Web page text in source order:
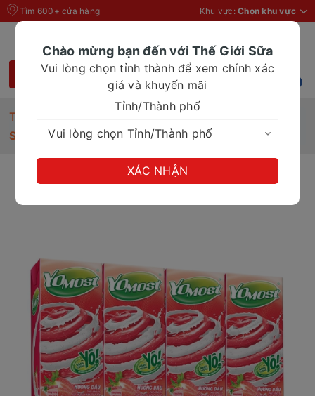
Tìm 600+ cửa hàng Khu vực: Chọn khu vực
Trang chủ
Sữa chua uống Yomost hương dâu 4x170ml
Chào mừng bạn đến với Thế Giới Sữa
Vui lòng chọn tỉnh thành để xem chính xác
giá và khuyến mãi
Tỉnh/Thành phố
XÁC NHẬN